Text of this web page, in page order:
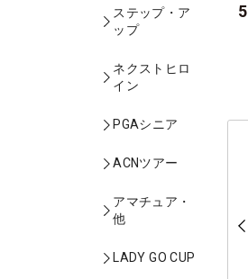
ステップ・ア
ップ
ネクストヒロ
イン
PGAシニア
ACNツアー
アマチュア・
他
LADY GO CUP
5